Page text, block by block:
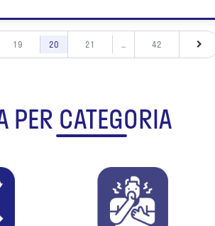
19 20 21 ... 42
PER CATEGORIA